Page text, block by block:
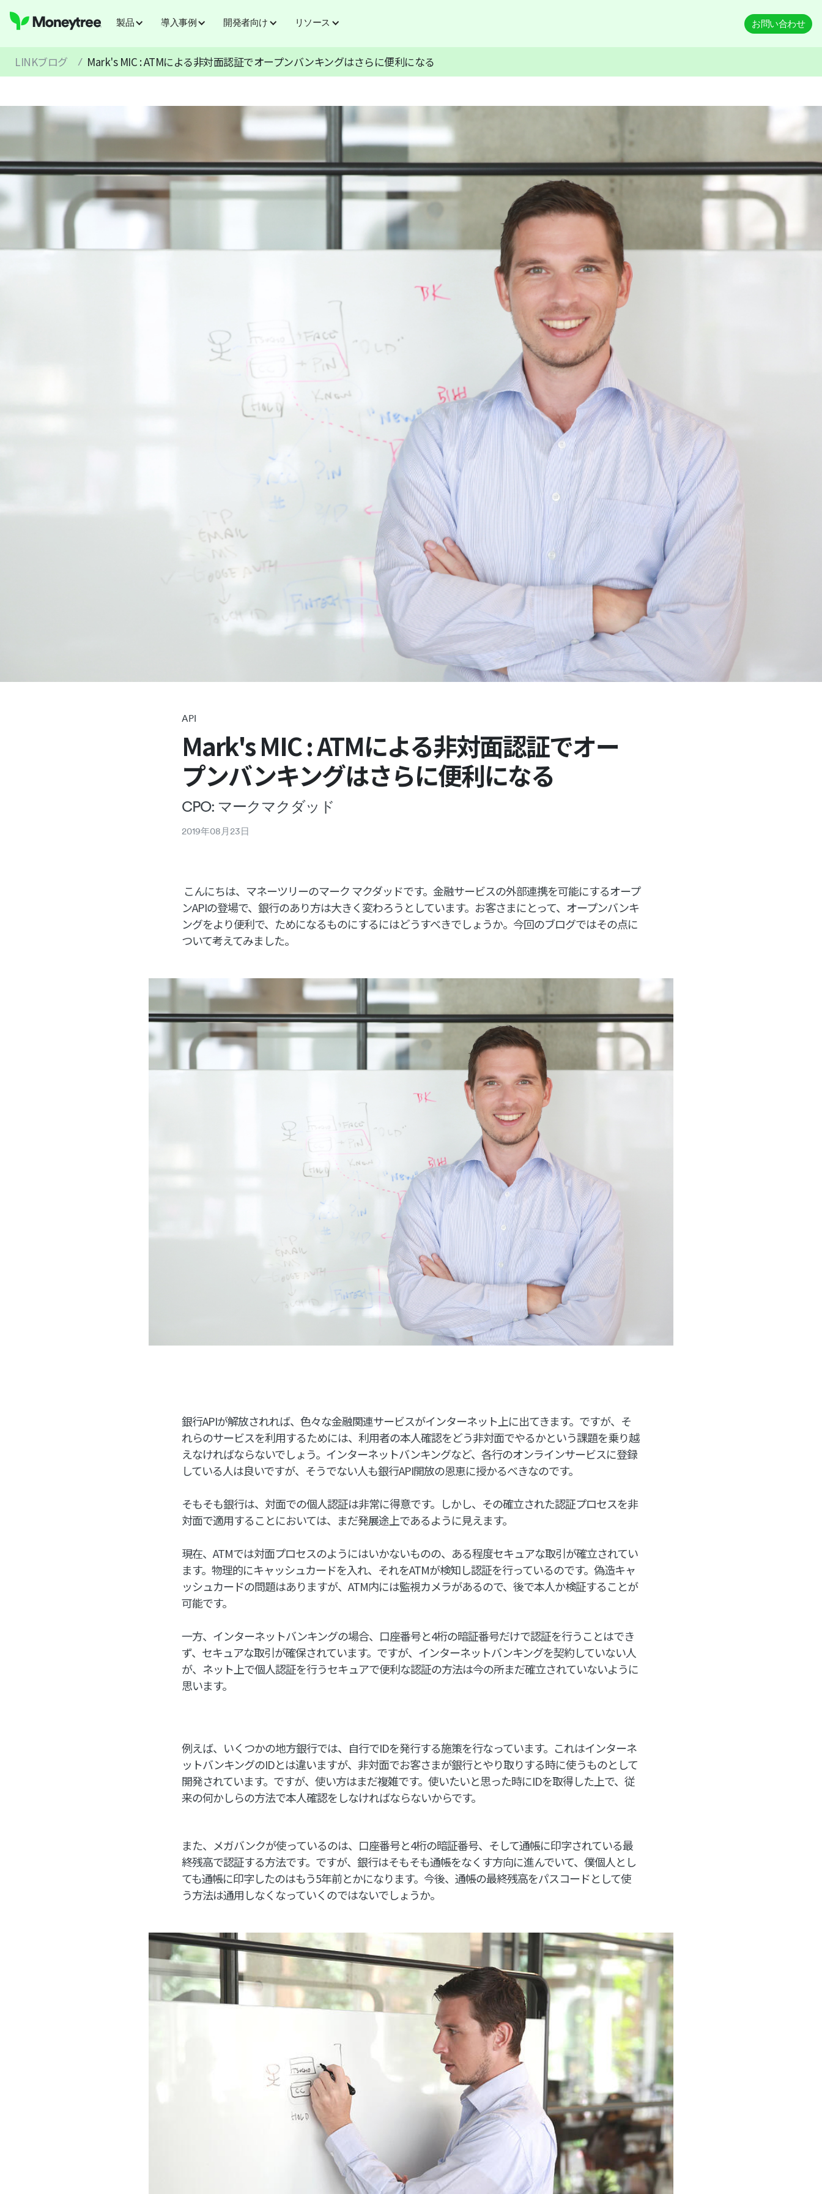
製品 導入事例 開発者向け リソース お問い合わせ
LINKブログ / Mark's MIC : ATMによる非対面認証でオープンバンキングはさらに便利になる
API
Mark's MIC : ATMによる非対面認証でオー
プンバンキングはさらに便利になる
CPO: マークマクダッド
2019年08 月 23日
こんにちは、マネーツリーのマーク マクダッドです。金融サービスの外部連携を可能にするオープ
ンAPIの登場で、銀行のあり方は大きく変わろうとしています。お客さまにとって、オープンバンキ
ングをより便利で、ためになるものにするにはどうすべきでしょうか。今回のブログではその点に
ついて考えてみました。
銀行APIが解放されれば、色々な金融関連サービスがインターネット上に出てきます。ですが、そ
れらのサービスを利用するためには、利用者の本人確認をどう非対面でやるかという課題を乗り越
えなければならないでしょう。インターネットバンキングなど、各行のオンラインサービスに登録
している人は良いですが、そうでない人も銀行API開放の恩恵に授かるべきなのです。
そもそも銀行は、対面での個人認証は非常に得意です。しかし、その確立された認証プロセスを非
対面で適用することにおいては、まだ発展途上であるように見えます。
現在、ATMでは対面プロセスのようにはいかないものの、ある程度セキュアな取引が確立されてい
ます。物理的にキャッシュカードを入れ、それをATMが検知し認証を行っているのです。偽造キャ
ッシュカードの問題はありますが、ATM内には監視カメラがあるので、後で本人か検証することが
可能です。
一方、インターネットバンキングの場合、口座番号と4桁の暗証番号だけで認証を行うことはでき
ず、セキュアな取引が確保されています。ですが、インターネットバンキングを契約していない人
が、ネット上で個人認証を行うセキュアで便利な認証の方法は今の所まだ確立されていないように
思います。
例えば、いくつかの地方銀行では、自行でIDを発行する施策を行なっています。これはインターネ
ットバンキングのIDとは違いますが、非対面でお客さまが銀行とやり取りする時に使うものとして
開発されています。ですが、使い方はまだ複雑です。使いたいと思った時にIDを取得した上で、従
来の何かしらの方法で本人確認をしなければならないからです。
また、メガバンクが使っているのは、口座番号と4桁の暗証番号、そして通帳に印字されている最
終残高で認証する方法です。ですが、銀行はそもそも通帳をなくす方向に進んでいて、僕個人とし
ても通帳に印字したのはもう5年前とかになります。今後、通帳の最終残高をパスコードとして使
う方法は通用しなくなっていくのではないでしょうか。